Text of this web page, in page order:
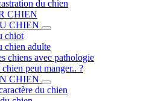
du chien
CHIEN
CHIEN
chiot
chien adulte
chiens avec pathologie
peut manger.. ?
CHIEN
du chien